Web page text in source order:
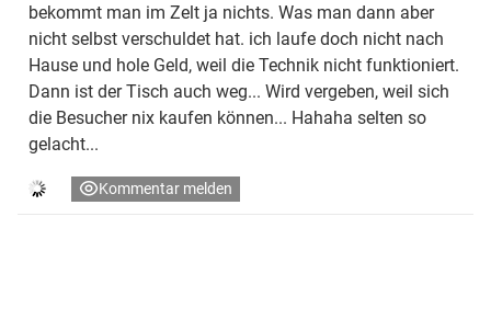
bekommt man im Zelt ja nichts. Was man dann aber
nicht selbst verschuldet hat. ich laufe doch nicht nach
Hause und hole Geld, weil die Technik nicht funktioniert.
Dann ist der Tisch auch weg... Wird vergeben, weil sich
die Besucher nix kaufen können... Hahaha selten so
gelacht...
Kommentar melden